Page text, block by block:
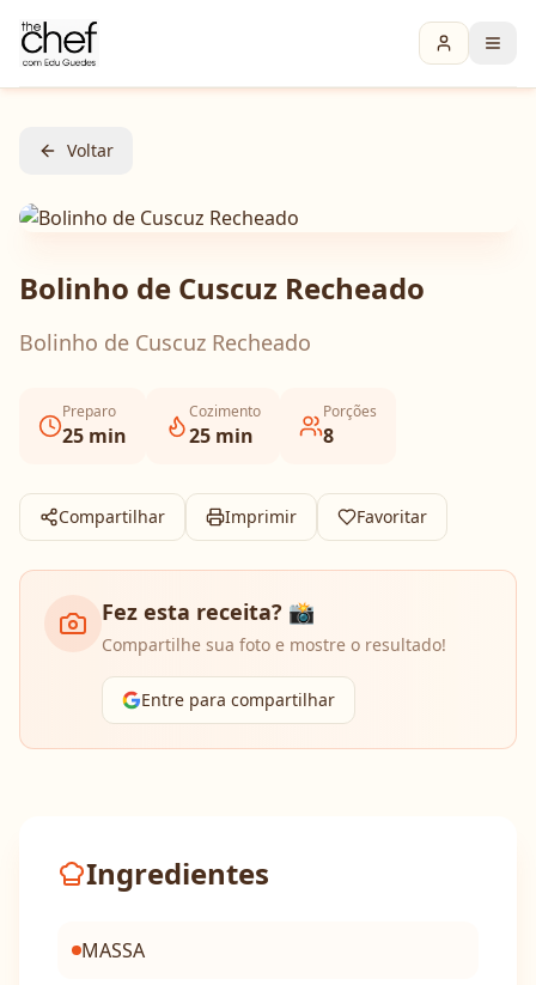
Voltar
Bolinho de Cuscuz Recheado
Bolinho de Cuscuz Recheado
Preparo
25 min
Cozimento
25 min
Porções
8
Compartilhar Imprimir Favoritar
Fez esta receita? 📸
Compartilhe sua foto e mostre o resultado!
Entre para compartilhar
Ingredientes
MASSA